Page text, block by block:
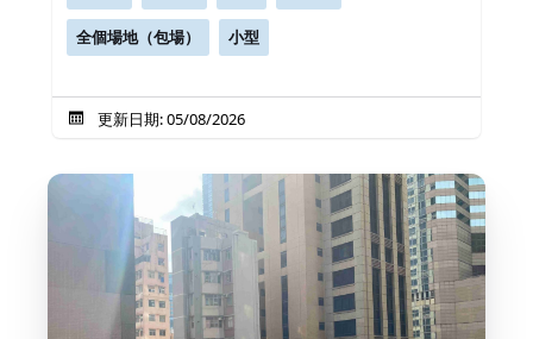
全個場地（包場） 小型
更新日期: 05/08/2026